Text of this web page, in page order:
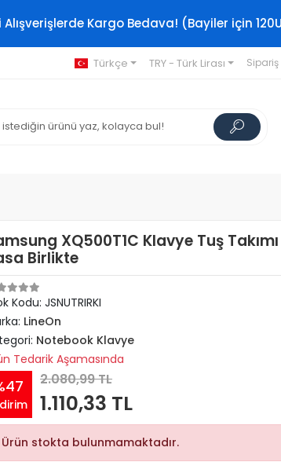
Alışverişlerde Kargo Bedava! (Bayiler için
Türkçe TRY - Türk Lirası
XQ500T1C Klavye Tuş
Birlikte
Kodu: JSNUTRIRKI
LineOn
Notebook Klavye
Tedarik Aşamasında
2.080,99 TL
1.110,33 TL
Ürün stokta bulunmamaktadır.